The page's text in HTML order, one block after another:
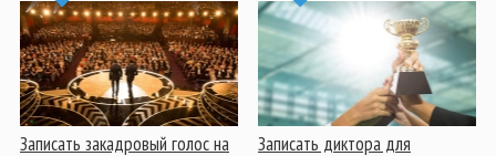
Записать закадровый голос на Записать диктора для